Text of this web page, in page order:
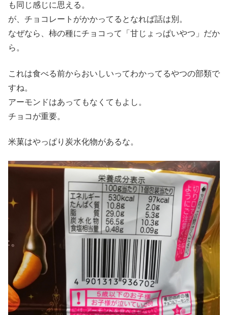
も同じ感じに思える。
が、チョコレートがかかってるとなれば話は別。
なぜなら、柿の種にチョコって「甘じょっぱいやつ」だか
ら。
これは食べる前からおいしいってわかってるやつの部類で
すね。
アーモンドはあってもなくてもよし。
チョコが重要。
米菓はやっぱり炭水化物があるな。